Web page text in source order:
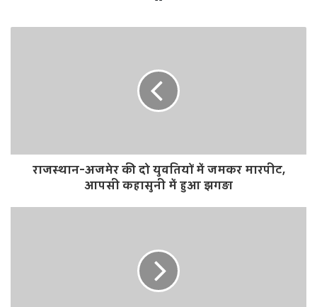
b
राजस्थान-अजमेर की दो युवतियों में जमकर मारपीट,
आपसी कहासुनी में हुआ झगड़ा